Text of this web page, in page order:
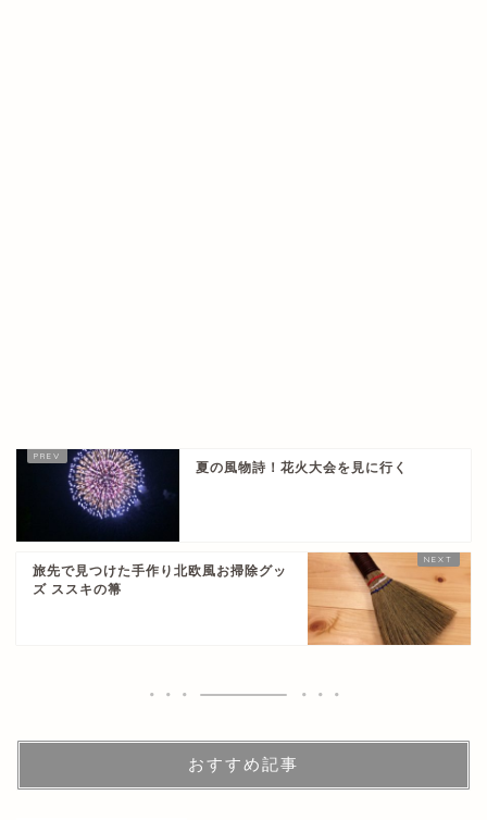
夏の風物詩！花火大会を見に行く
旅先で見つけた手作り北欧風お掃除グッ
ズ ススキの箒
おすすめ記事